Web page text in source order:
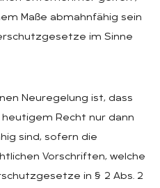
Maße abmahnfähig sein
im Sinne
Neuregelung ist, dass
Recht nur dann
sind, sofern die
Vorschriften, welche
in § 2 Abs. 2